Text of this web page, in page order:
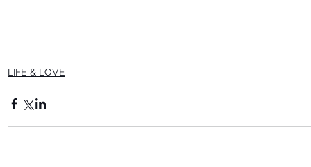
LIFE & LOVE